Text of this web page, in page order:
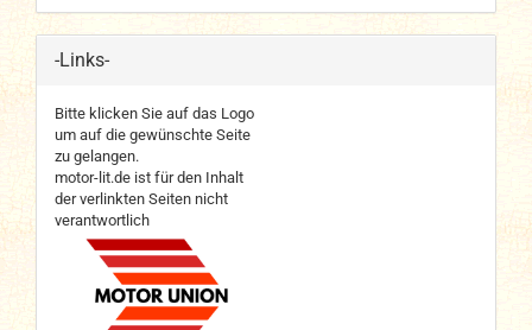
-Links-
Bitte klicken Sie auf das Logo
um auf die gewünschte Seite
zu gelangen.
motor-lit.de ist für den Inhalt
der verlinkten Seiten nicht
verantwortlich